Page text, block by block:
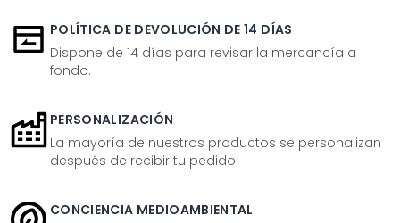
POLÍTICA DE DEVOLUCIÓN DE 14 DÍAS
Dispone de 14 días para revisar la mercancía a
fondo.
PERSONALIZACIÓN
La mayoría de nuestros productos se personalizan
después de recibir tu pedido.
CONCIENCIA MEDIOAMBIENTAL